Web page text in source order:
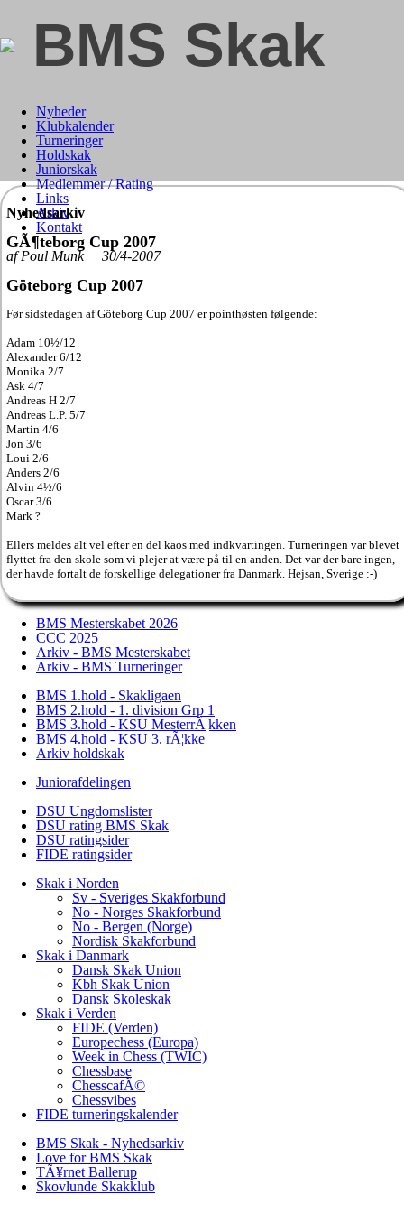
BMS Skak
Nyheder
Klubkalender
Turneringer
Holdskak
Juniorskak
Medlemmer / Rating
Links
Arkiv
Kontakt
Nyhedsarkiv
GÃ¶teborg Cup 2007
af Poul Munk 30/4-2007
Göteborg Cup 2007
Før sidstedagen af Göteborg Cup 2007 er pointhøsten følgende:
Adam 10½/12
Alexander 6/12
Monika 2/7
Ask 4/7
Andreas H 2/7
Andreas L.P. 5/7
Martin 4/6
Jon 3/6
Loui 2/6
Anders 2/6
Alvin 4½/6
Oscar 3/6
Mark ?
Ellers meldes alt vel efter en del kaos med indkvartingen. Turneringen var blevet
flyttet fra den skole som vi plejer at være på til en anden. Det var der bare ingen,
der havde fortalt de forskellige delegationer fra Danmark. Hejsan, Sverige :-)
BMS Mesterskabet 2026
CCC 2025
Arkiv - BMS Mesterskabet
Arkiv - BMS Turneringer
BMS 1.hold - Skakligaen
BMS 2.hold - 1. division Grp 1
BMS 3.hold - KSU MesterrÃ¦kken
BMS 4.hold - KSU 3. rÃ¦kke
Arkiv holdskak
Juniorafdelingen
DSU Ungdomslister
DSU rating BMS Skak
DSU ratingsider
FIDE ratingsider
Skak i Norden
Sv - Sveriges Skakforbund
No - Norges Skakforbund
No - Bergen (Norge)
Nordisk Skakforbund
Skak i Danmark
Dansk Skak Union
Kbh Skak Union
Dansk Skoleskak
Skak i Verden
FIDE (Verden)
Europechess (Europa)
Week in Chess (TWIC)
Chessbase
ChesscafÃ©
Chessvibes
FIDE turneringskalender
BMS Skak - Nyhedsarkiv
Love for BMS Skak
TÃ¥rnet Ballerup
Skovlunde Skakklub